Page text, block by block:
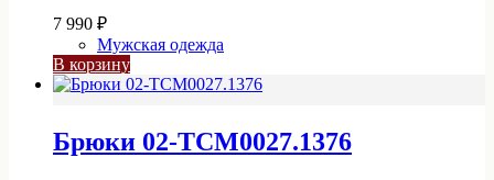
7 990 ₽
Мужская одежда
В корзину
Брюки 02-TCM0027.1376